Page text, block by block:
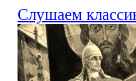
Слушаем